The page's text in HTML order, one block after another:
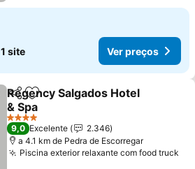
1 site Ver preços
PartilharAdicionar aos favoritos
Regency Salgados Hotel
& Spa
Ver preços
4 Estrelas
9,0 Excelente
2.346
a 4.1 km de Pedra de Escorregar
Piscina exterior relaxante com food truck